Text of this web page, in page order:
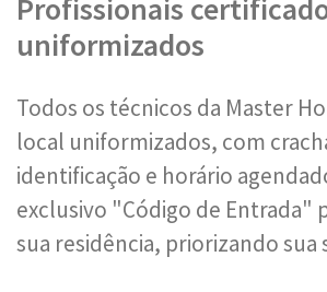
Profissionais
uniformizados
Todos os técnicos da Master
local uniformizados, com
identificação e horário
exclusivo "Código de Entrada"
sua residência, priorizando sua